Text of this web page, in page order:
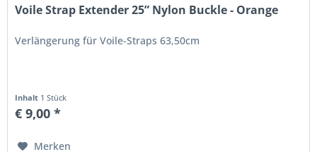
Voile Strap Extender 25” Nylon Buckle - Orange
Verlängerung für Voile-Straps 63,50cm
Inhalt 1 Stück
€ 9,00 *
Merken